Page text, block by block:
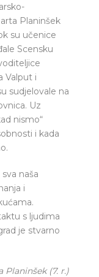
Planinšek
su učenice
Scensku
Valput i
sudjelovale na
Uz
nismo“
i kada
naša
i
s ljudima
je stvarno
Planinšek (7. r.)